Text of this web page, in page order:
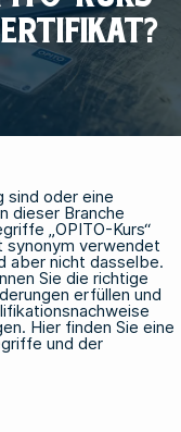
sind oder eine
dieser Branche
„OPITO-Kurs“
synonym verwendet
aber nicht dasselbe.
Sie die richtige
erfüllen und
Hier finden Sie eine
und der